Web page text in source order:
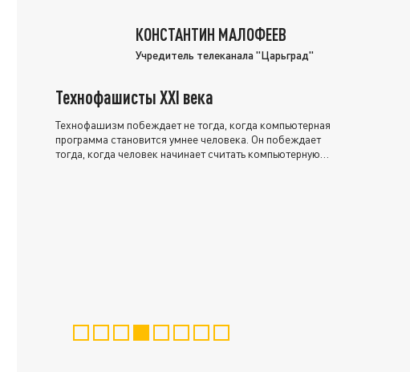
КОНСТАНТИН МАЛОФЕЕВ
Учредитель телеканала "Царьград"
Технофашисты XXI века
Технофашизм побеждает не тогда, когда компьютерная
программа становится умнее человека. Он побеждает
тогда, когда человек начинает считать компьютерную